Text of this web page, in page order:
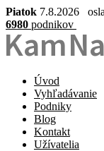
Piatok 7.8.2026
6980 podnikov
Kam Na
Úvod
Vyhľadávanie
Podniky
Blog
Kontakt
Užívatelia